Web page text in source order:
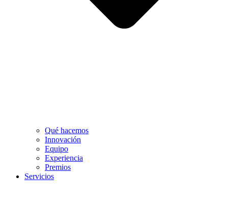
Qué hacemos
Innovación
Equipo
Experiencia
Premios
Servicios